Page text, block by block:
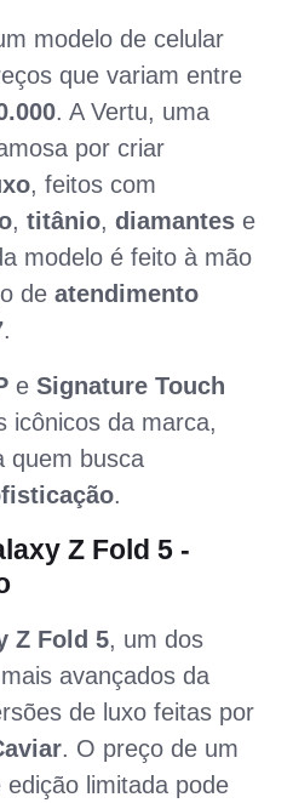
modelo de celular
que variam entre
. A Vertu, uma
por criar
, feitos com
, titânio, diamantes e
modelo é feito à mão
de atendimento
.
e Signature Touch
icônicos da marca,
quem busca
.
Z Fold 5 -
Z Fold 5, um dos
avançados da
de luxo feitas por
. O preço de um
edição limitada pode